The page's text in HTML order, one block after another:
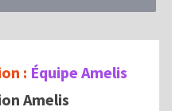
: Équipe Amelis
Amelis